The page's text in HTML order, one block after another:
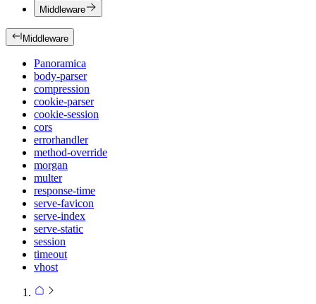
Middleware
Middleware
Panoramica
body-parser
compression
cookie-parser
cookie-session
cors
errorhandler
method-override
morgan
multer
response-time
serve-favicon
serve-index
serve-static
session
timeout
vhost